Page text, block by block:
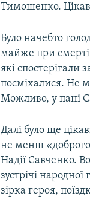
Тимошенко.
Було начебто
майже при
які спостерігали
посміхалися. Не
Можливо, у пані
Далі було ще
не менш
Надії Савченко.
зустрічі
зірка героя,